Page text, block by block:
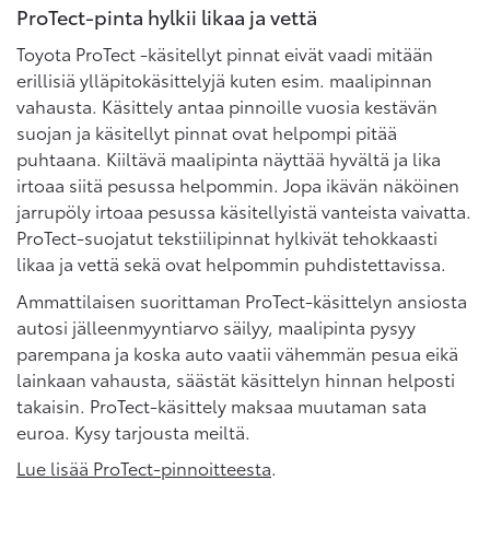
ProTect-pinta hylkii likaa ja vettä
Toyota ProTect -käsitellyt pinnat eivät vaadi mitään
erillisiä ylläpitokäsittelyjä kuten esim. maalipinnan
vahausta. Käsittely antaa pinnoille vuosia kestävän
suojan ja käsitellyt pinnat ovat helpompi pitää
puhtaana. Kiiltävä maalipinta näyttää hyvältä ja lika
irtoaa siitä pesussa helpommin. Jopa ikävän näköinen
jarrupöly irtoaa pesussa käsitellyistä vanteista vaivatta.
ProTect-suojatut tekstiilipinnat hylkivät tehokkaasti
likaa ja vettä sekä ovat helpommin puhdistettavissa.
Ammattilaisen suorittaman ProTect-käsittelyn ansiosta
autosi jälleenmyyntiarvo säilyy, maalipinta pysyy
parempana ja koska auto vaatii vähemmän pesua eikä
lainkaan vahausta, säästät käsittelyn hinnan helposti
takaisin. ProTect-käsittely maksaa muutaman sata
euroa. Kysy tarjousta meiltä.
Lue lisää ProTect-pinnoitteesta.